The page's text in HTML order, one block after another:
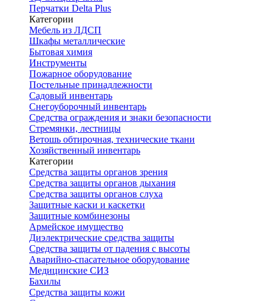
Перчатки Delta Plus
Категории
Мебель из ЛДСП
Шкафы металлические
Бытовая химия
Инструменты
Пожарное оборудование
Постельные принадлежности
Садовый инвентарь
Снегоуборочный инвентарь
Средства ограждения и знаки безопасности
Стремянки, лестницы
Ветошь обтирочная, технические ткани
Хозяйственный инвентарь
Категории
Средства защиты органов зрения
Средства защиты органов дыхания
Средства защиты органов слуха
Защитные каски и каскетки
Защитные комбинезоны
Армейское имущество
Диэлектрические средства защиты
Средства защиты от падения с высоты
Аварийно-спасательное оборудование
Медицинские СИЗ
Бахилы
Средства защиты кожи